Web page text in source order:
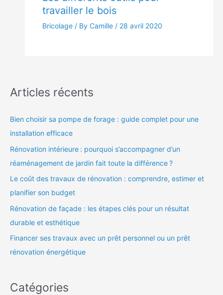
travailler le bois
Bricolage / By Camille / 28 avril 2020
Articles récents
Bien choisir sa pompe de forage : guide complet pour une
installation efficace
Rénovation intérieure : pourquoi s’accompagner d’un
réaménagement de jardin fait toute la différence ?
Le coût des travaux de rénovation : comprendre, estimer et
planifier son budget
Rénovation de façade : les étapes clés pour un résultat
durable et esthétique
Financer ses travaux avec un prêt personnel ou un prêt
rénovation énergétique
Catégories